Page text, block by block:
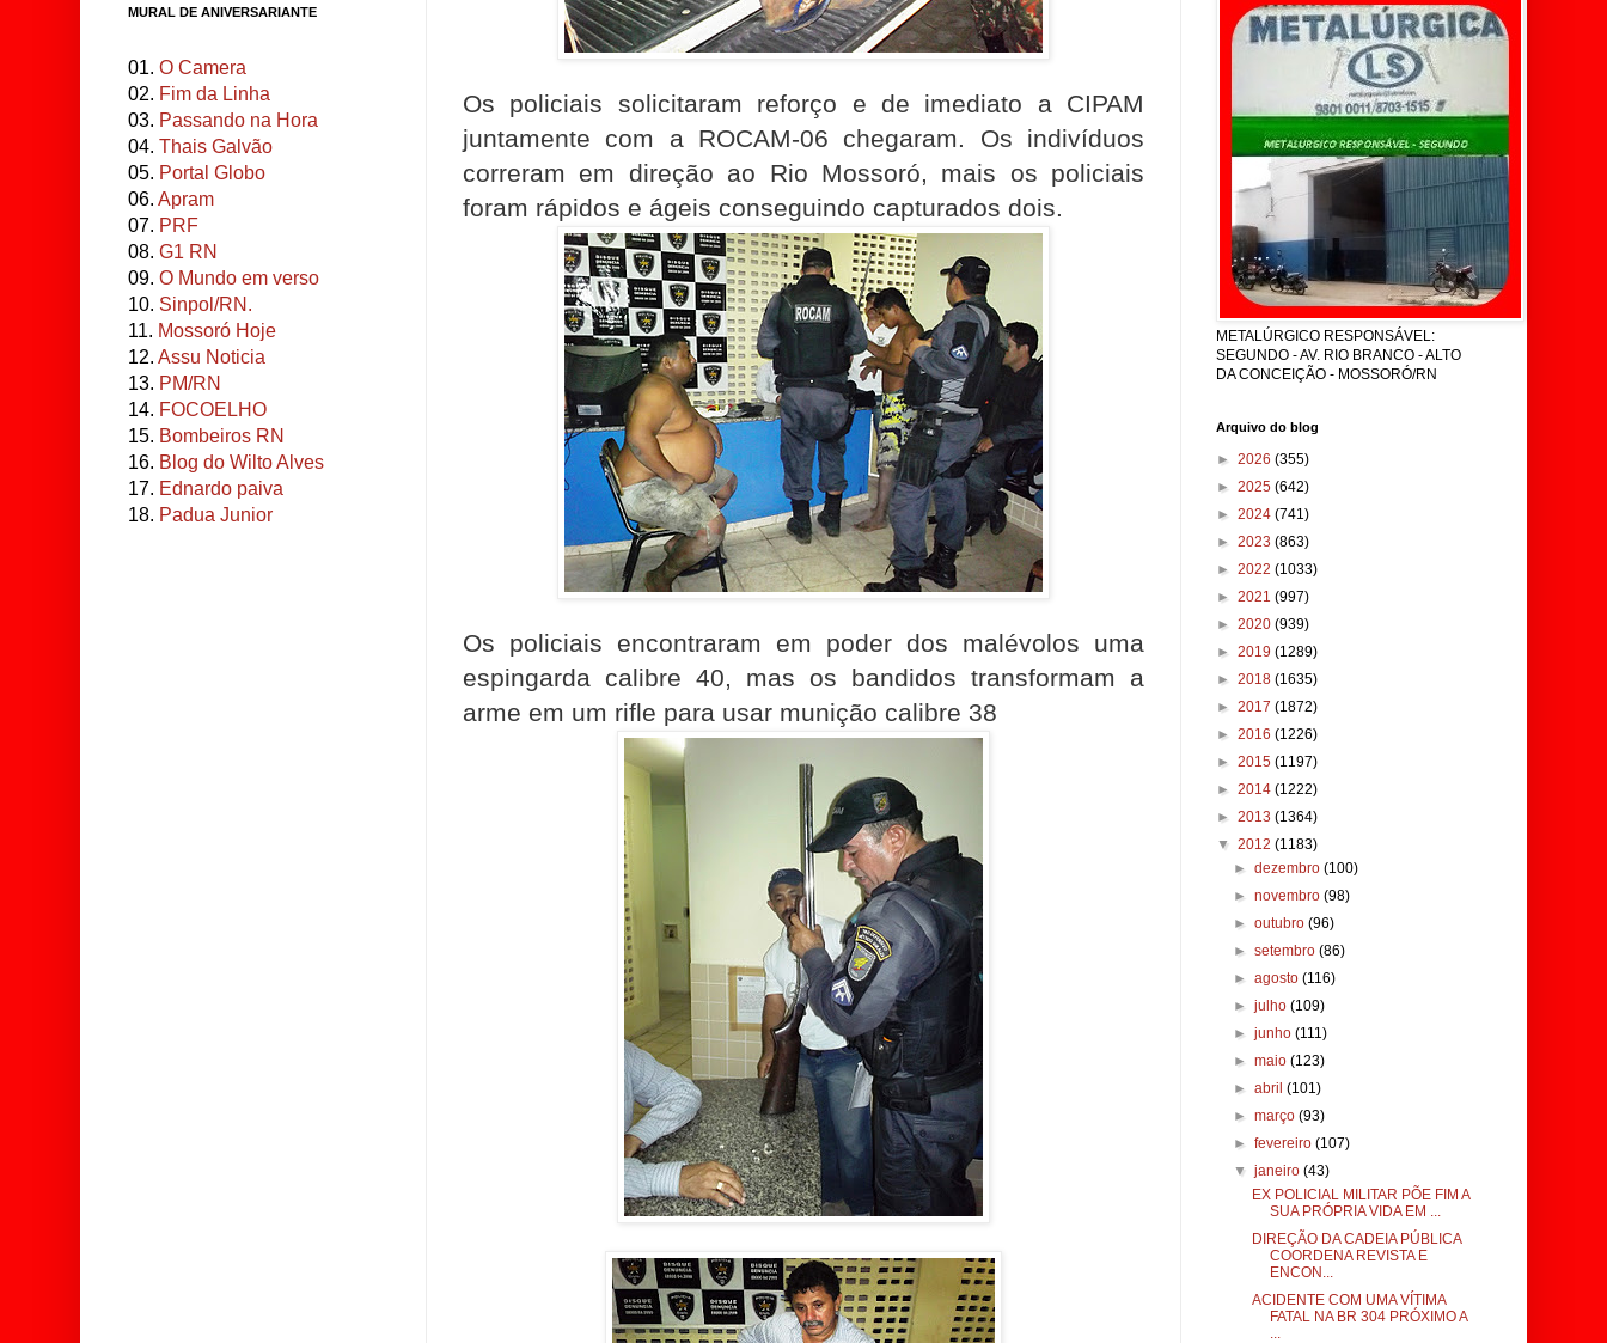
Os policiais solicitaram reforço e de imediato a CIPAM
juntamente com a ROCAM-06 chegaram. Os indivíduos
correram em direção ao Rio Mossoró, mais os policiais
foram rápidos e ágeis conseguindo capturados dois.
Os policiais encontraram em poder dos malévolos uma
espingarda calibre 40, mas os bandidos transformam a
arme em um rifle para usar munição calibre 38
MURAL DE ANIVERSARIANTE
01. O Camera
02. Fim da Linha
03. Passando na Hora
04. Thais Galvão
05. Portal Globo
06. Apram
07. PRF
08. G1 RN
09. O Mundo em verso
10. Sinpol/RN.
11. Mossoró Hoje
12. Assu Noticia
13. PM/RN
14. FOCOELHO
15. Bombeiros RN
16. Blog do Wilto Alves
17. Ednardo paiva
18. Padua Junior
METALÚRGICO RESPONSÁVEL:
SEGUNDO - AV. RIO BRANCO - ALTO
DA CONCEIÇÃO - MOSSORÓ/RN
Arquivo do blog
► 2026 (355)
► 2025 (642)
► 2024 (741)
► 2023 (863)
► 2022 (1033)
► 2021 (997)
► 2020 (939)
► 2019 (1289)
► 2018 (1635)
► 2017 (1872)
► 2016 (1226)
► 2015 (1197)
► 2014 (1222)
► 2013 (1364)
▼ 2012 (1183)
►dezembro(100)
►novembro(98)
►outubro(96)
►setembro(86)
►agosto(116)
►julho(109)
►junho(111)
►maio(123)
►abril(101)
►março(93)
►fevereiro(107)
▼janeiro(43)
EX POLICIAL MILITAR PÕE FIM A
SUA PRÓPRIA VIDA EM ...
DIREÇÃO DA CADEIA PÚBLICA
COORDENA REVISTA E
ENCON...
ACIDENTE COM UMA VÍTIMA
FATAL NA BR 304 PRÓXIMO A
...